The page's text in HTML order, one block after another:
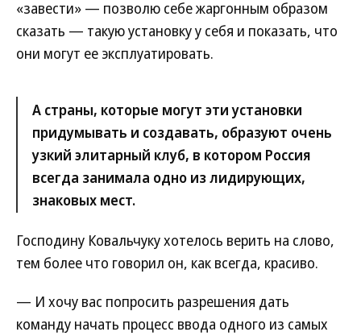
«завести» — позволю себе жаргонным образом
сказать — такую установку у себя и показать, что
они могут ее эксплуатировать.
А страны, которые могут эти установки
придумывать и создавать, образуют очень
узкий элитарный клуб, в котором Россия
всегда занимала одно из лидирующих,
знаковых мест.
Господину Ковальчуку хотелось верить на слово,
тем более что говорил он, как всегда, красиво.
— И хочу вас попросить разрешения дать
команду начать процесс ввода одного из самых